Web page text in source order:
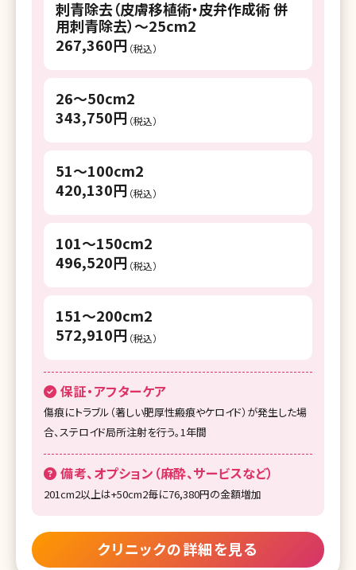
湘南美容クリニック 岐阜院
湘南美容クリニック 名古屋駅本院
湘南美容クリニック 名古屋栄院
湘南美容クリニック 那覇院
刺青除去（皮膚移植術・皮弁作成術 併
用刺青除去）～25cm2
267,360円 （税込）
26～50cm2
343,750円 （税込）
51～100cm2
420,130円 （税込）
101～150cm2
496,520円 （税込）
151～200cm2
572,910円 （税込）
保証・アフターケア
傷痕にトラブル（著しい肥厚性瘢痕やケロイド）が発生した場
合、ステロイド局所注射を行う。1年間
備考、オプション（麻酔、サービスなど）
201cm2以上は+50cm2毎に76,380円の金額増加
クリニックの詳細を見る